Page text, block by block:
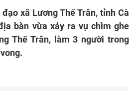
xã Lương Thế Trân, tỉnh Cà
bàn vừa xảy ra vụ chìm ghe
Thế Trân, làm 3 người trong